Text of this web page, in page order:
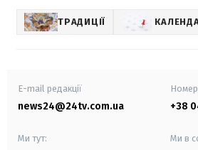
ТРАДИЦІЇ
E-mail редакції
news24@24tv.com.ua +38
Ми тут: Ми в